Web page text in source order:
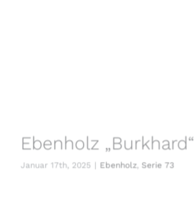
Ebenholz „Burkhard“
Januar 17th, 2025 Ebenholz, Serie 73